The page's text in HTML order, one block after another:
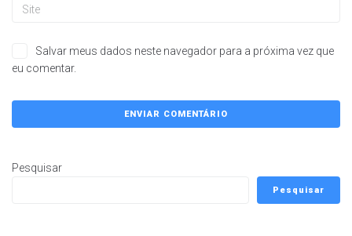
Salvar meus dados neste navegador para a próxima vez que
eu comentar.
Pesquisar
Pesquisar